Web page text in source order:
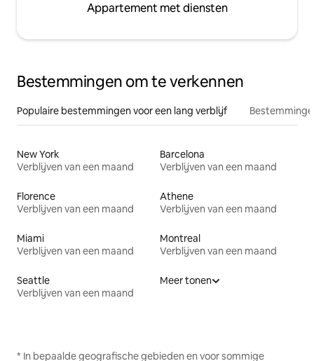
Appartement met diensten
Bestemmingen om te verkennen
Populaire bestemmingen voor een lang verblijf
New York
Verblijven van een maand
Barcelona
Verblijven van een maand
Florence
Verblijven van een maand
Athene
Verblijven van een maand
Miami
Verblijven van een maand
Montreal
Verblijven van een maand
Seattle
Verblijven van een maand
Meer tonen
* In bepaalde geografische gebieden en voor sommige